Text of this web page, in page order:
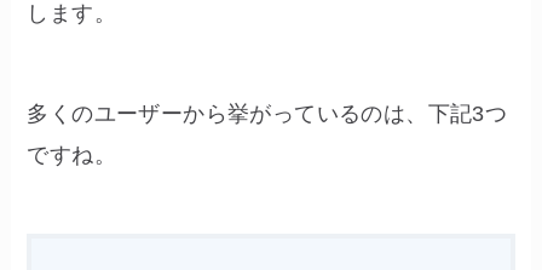
します。
多くのユーザーから挙がっているのは、下記3つ
ですね。